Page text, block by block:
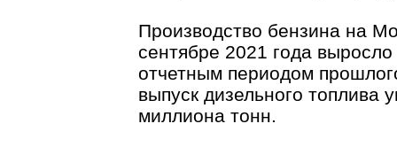
Производство бензина на
сентябре 2021 года
отчетным периодом
выпуск дизельного топлива
миллиона тонн.